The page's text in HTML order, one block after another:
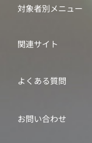
対象者別メニュー
関連サイト
よくある質問
お問い合わせ